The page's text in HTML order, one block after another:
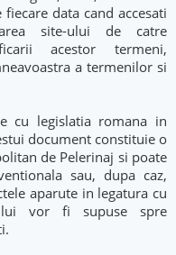
data cand accesati
site-ului de catre
acestor termeni,
a termenilor si
cu legislatia romana in
document constituie o
de Pelerinaj si poate
sau, dupa caz,
aparute in legatura cu
vor fi supuse spre